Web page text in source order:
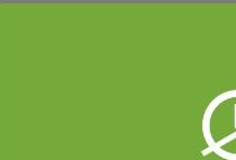
cette semaine, c ‘est le
la réalisation de ces
notre boutique